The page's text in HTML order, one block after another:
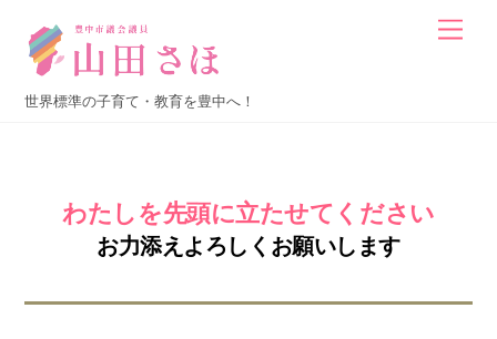
content
世界標準の子育て・教育を豊中へ！
わたしを先頭に立たせてください
お力添えよろしくお願いします